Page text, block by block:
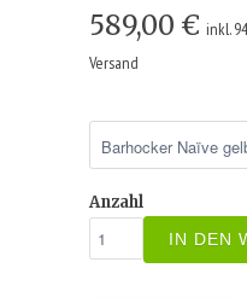
589,00 € inkl.
Versand
Anzahl
IN DEN